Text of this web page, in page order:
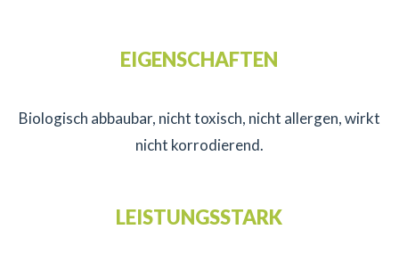
EIGENSCHAFTEN
Biologisch abbaubar, nicht toxisch, nicht allergen, wirkt
nicht korrodierend.
LEISTUNGSSTARK